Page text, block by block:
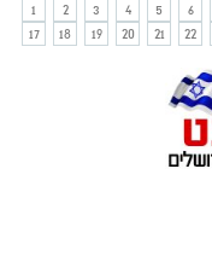
1
2 3 4 5 6
17
18 19 20 21 22